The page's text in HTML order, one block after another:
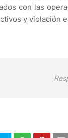
con las
y